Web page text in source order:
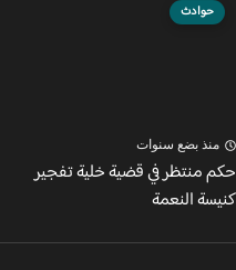
حوادث
بضع سنوات
منتظر في قضية خلية تفجير
النعمة